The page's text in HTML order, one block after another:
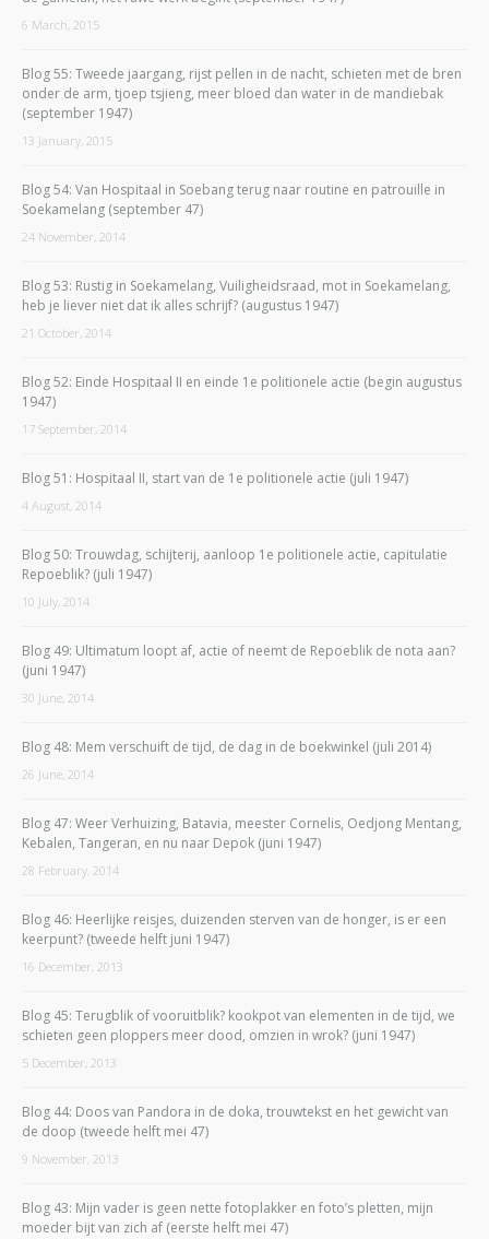
6 March, 2015
Blog 55: Tweede jaargang, rijst pellen in de nacht, schieten met de bren
onder de arm, tjoep tsjieng, meer bloed dan water in de mandiebak
(september 1947)
13 January, 2015
Blog 54: Van Hospitaal in Soebang terug naar routine en patrouille in
Soekamelang (september 47)
24 November, 2014
Blog 53: Rustig in Soekamelang, Vuiligheidsraad, mot in Soekamelang,
heb je liever niet dat ik alles schrijf? (augustus 1947)
21 October, 2014
Blog 52: Einde Hospitaal II en einde 1e politionele actie (begin augustus
1947)
17 September, 2014
Blog 51: Hospitaal II, start van de 1e politionele actie (juli 1947)
4 August, 2014
Blog 50: Trouwdag, schijterij, aanloop 1e politionele actie, capitulatie
Repoeblik? (juli 1947)
10 July, 2014
Blog 49: Ultimatum loopt af, actie of neemt de Repoeblik de nota aan?
(juni 1947)
30 June, 2014
Blog 48: Mem verschuift de tijd, de dag in de boekwinkel (juli 2014)
26 June, 2014
Blog 47: Weer Verhuizing, Batavia, meester Cornelis, Oedjong Mentang,
Kebalen, Tangeran, en nu naar Depok (juni 1947)
28 February, 2014
Blog 46: Heerlijke reisjes, duizenden sterven van de honger, is er een
keerpunt? (tweede helft juni 1947)
16 December, 2013
Blog 45: Terugblik of vooruitblik? kookpot van elementen in de tijd, we
schieten geen ploppers meer dood, omzien in wrok? (juni 1947)
5 December, 2013
Blog 44: Doos van Pandora in de doka, trouwtekst en het gewicht van
de doop (tweede helft mei 47)
9 November, 2013
Blog 43: Mijn vader is geen nette fotoplakker en foto’s pletten, mijn
moeder bijt van zich af (eerste helft mei 47)